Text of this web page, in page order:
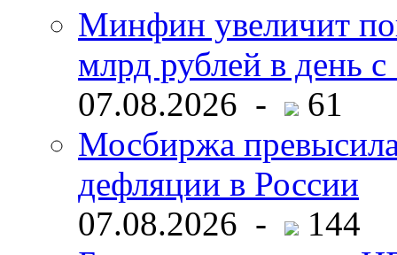
Минфин увеличит
млрд рублей в день с
07.08.2026 -
61
Мосбиржа
дефляции в России
07.08.2026 -
144